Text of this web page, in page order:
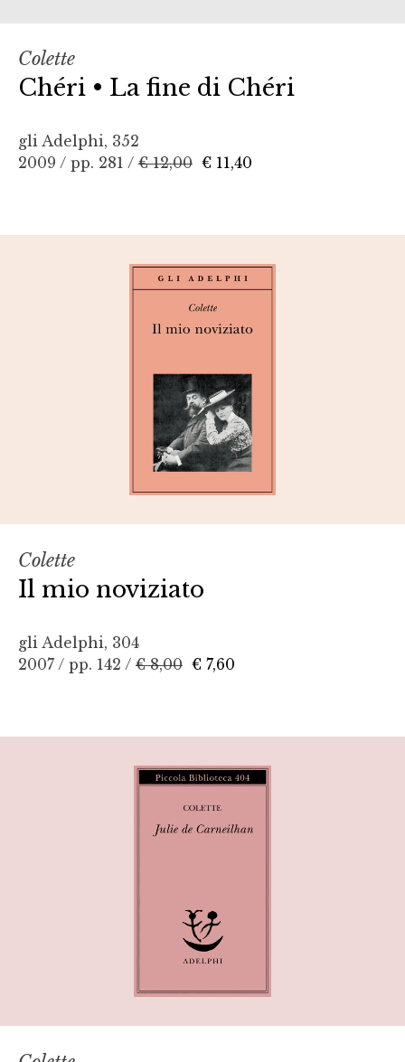
Colette
Chéri • La fine di Chéri
gli Adelphi, 352
2009 / pp. 281 / € 12,00 € 11,40
Colette
Il mio noviziato
gli Adelphi, 304
2007 / pp. 142 / € 8,00 € 7,60